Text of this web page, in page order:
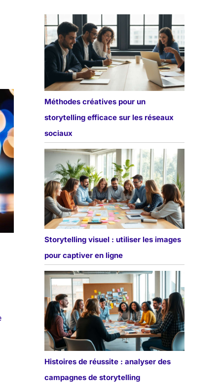
Méthodes créatives pour un
storytelling efficace sur les réseaux
sociaux
Storytelling visuel : utiliser les images
pour captiver en ligne
Histoires de réussite : analyser des
campagnes de storytelling